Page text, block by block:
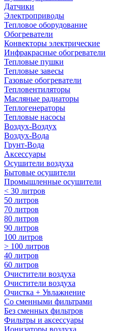
Датчики
Электроприводы
Тепловое оборудование
Обогреватели
Конвекторы электрические
Инфракрасные обогреватели
Тепловые пушки
Тепловые завесы
Газовые обогреватели
Тепловентиляторы
Масляные радиаторы
Теплогенераторы
Тепловые насосы
Воздух-Воздух
Воздух-Вода
Грунт-Вода
Аксессуары
Осушители воздуха
Бытовые осушители
Промышленные осушители
< 30 литров
50 литров
70 литров
80 литров
90 литров
100 литров
> 100 литров
40 литров
60 литров
Очистители воздуха
Очистители воздуха
Очистка + Увлажнение
Cо сменными фильтрами
Без сменных фильтров
Фильтры и аксессуары
Ионизаторы воздуха